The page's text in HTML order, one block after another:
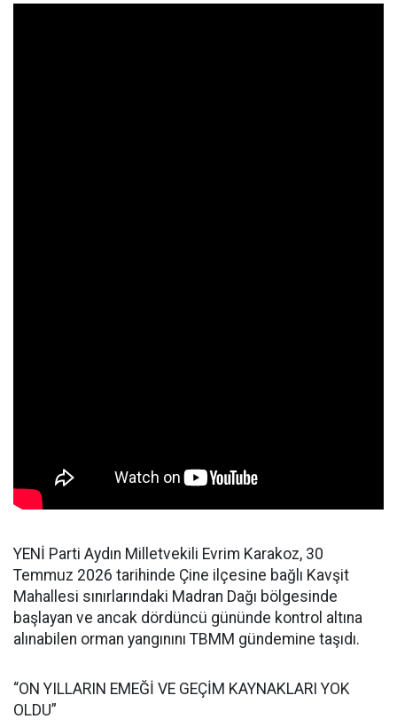
YENİ Parti Aydın Milletvekili Evrim Karakoz, 30
Temmuz 2026 tarihinde Çine ilçesine bağlı Kavşit
Mahallesi sınırlarındaki Madran Dağı bölgesinde
başlayan ve ancak dördüncü gününde kontrol altına
alınabilen orman yangınını TBMM gündemine taşıdı.
“ON YILLARIN EMEĞİ VE GEÇİM KAYNAKLARI YOK
OLDU”